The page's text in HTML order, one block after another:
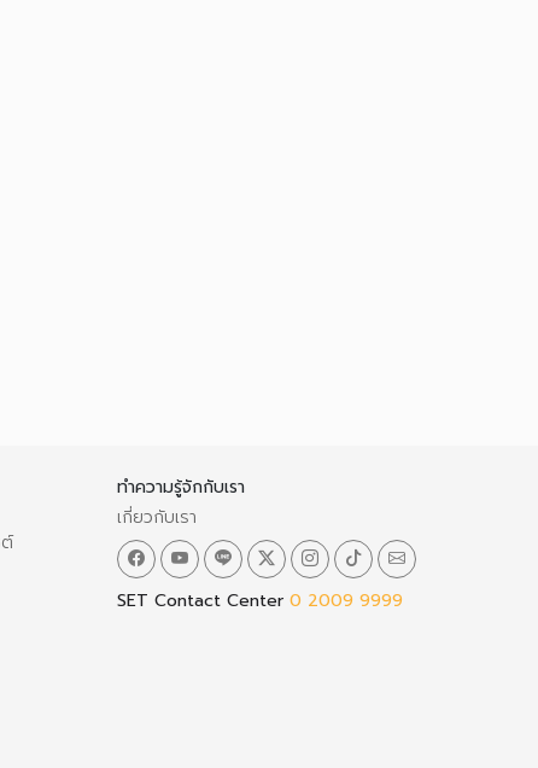
ทำความรู้จักกับเรา
เกี่ยวกับเรา
SET Contact Center 0 2009 9999